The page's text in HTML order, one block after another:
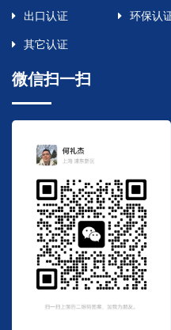
出口认证 环保认
其它认证
微信扫一扫